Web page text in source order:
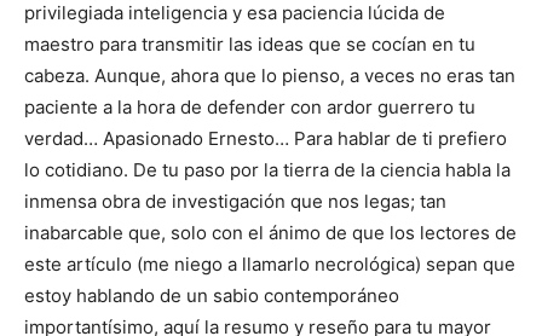
privilegiada inteligencia y esa paciencia lúcida de
maestro para transmitir las ideas que se cocían en tu
cabeza. Aunque, ahora que lo pienso, a veces no eras tan
paciente a la hora de defender con ardor guerrero tu
verdad… Apasionado Ernesto… Para hablar de ti prefiero
lo cotidiano. De tu paso por la tierra de la ciencia habla la
inmensa obra de investigación que nos legas; tan
inabarcable que, solo con el ánimo de que los lectores de
este artículo (me niego a llamarlo necrológica) sepan que
estoy hablando de un sabio contemporáneo
importantísimo, aquí la resumo y reseño para tu mayor